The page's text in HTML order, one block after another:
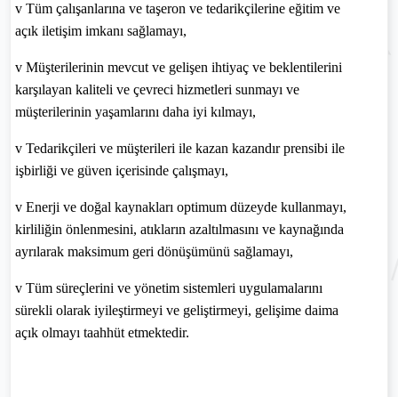
v Tüm çalışanlarına ve taşeron ve tedarikçilerine eğitim ve
açık iletişim imkanı sağlamayı,
v Müşterilerinin mevcut ve gelişen ihtiyaç ve beklentilerini
karşılayan kaliteli ve çevreci hizmetleri sunmayı ve
müşterilerinin yaşamlarını daha iyi kılmayı,
v Tedarikçileri ve müşterileri ile kazan kazandır prensibi ile
işbirliği ve güven içerisinde çalışmayı,
v Enerji ve doğal kaynakları optimum düzeyde kullanmayı,
kirliliğin önlenmesini, atıkların azaltılmasını ve kaynağında
ayrılarak maksimum geri dönüşümünü sağlamayı,
v Tüm süreçlerini ve yönetim sistemleri uygulamalarını
sürekli olarak iyileştirmeyi ve geliştirmeyi, gelişime daima
açık olmayı taahhüt etmektedir.